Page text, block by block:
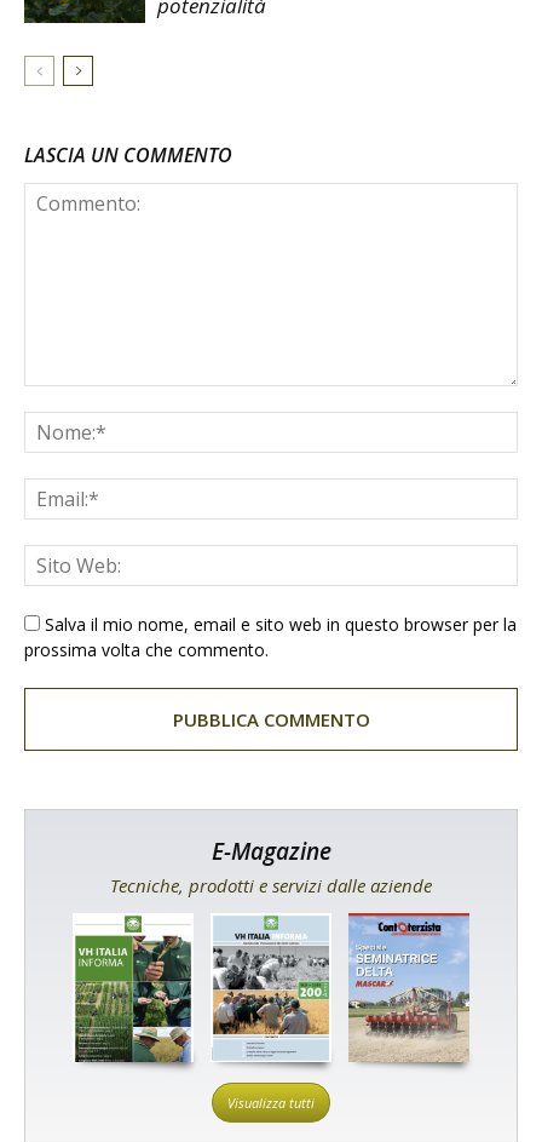
potenzialità
LASCIA UN COMMENTO
Salva il mio nome, email e sito web in questo browser per la
prossima volta che commento.
E-Magazine
Tecniche, prodotti e servizi dalle aziende
Visualizza tutti